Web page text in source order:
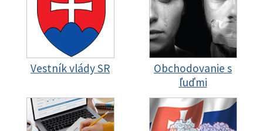
Vestník vlády SR
Obchodovanie s
ľuďmi